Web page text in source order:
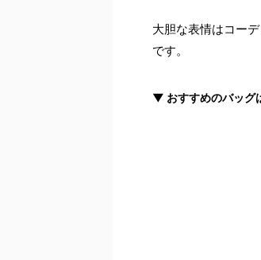
大胆な表情はコー
です。
▼ おすすめのバッグ